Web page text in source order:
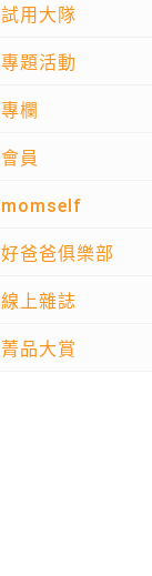
試用大隊
專題活動
專欄
會員
momself
好爸爸俱樂部
線上雜誌
菁品大賞